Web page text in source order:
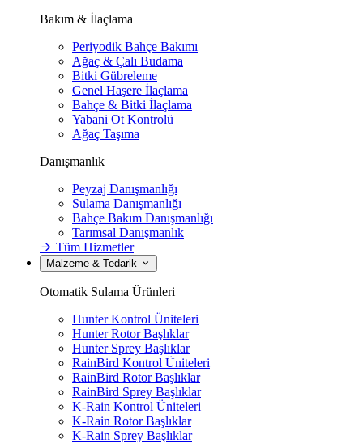
Bakım & İlaçlama
Periyodik Bahçe Bakımı
Ağaç & Çalı Budama
Bitki Gübreleme
Genel Haşere İlaçlama
Bahçe & Bitki İlaçlama
Yabani Ot Kontrolü
Ağaç Taşıma
Danışmanlık
Peyzaj Danışmanlığı
Sulama Danışmanlığı
Bahçe Bakım Danışmanlığı
Tarımsal Danışmanlık
Tüm Hizmetler
Malzeme & Tedarik
Otomatik Sulama Ürünleri
Hunter Kontrol Üniteleri
Hunter Rotor Başlıklar
Hunter Sprey Başlıklar
RainBird Kontrol Üniteleri
RainBird Rotor Başlıklar
RainBird Sprey Başlıklar
K-Rain Kontrol Üniteleri
K-Rain Rotor Başlıklar
K-Rain Sprey Başlıklar